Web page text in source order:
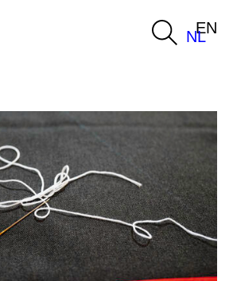
NLEN